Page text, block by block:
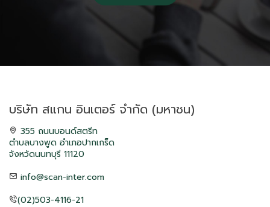
บริษัท สแกน อินเตอร์ จำกัด (มหาชน)
355 ถนนบอนด์สตรีท
ตำบลบางพูด อำเภอปากเกร็ด
จังหวัดนนทบุรี 11120
info@scan-inter.com
(02)503-4116-21